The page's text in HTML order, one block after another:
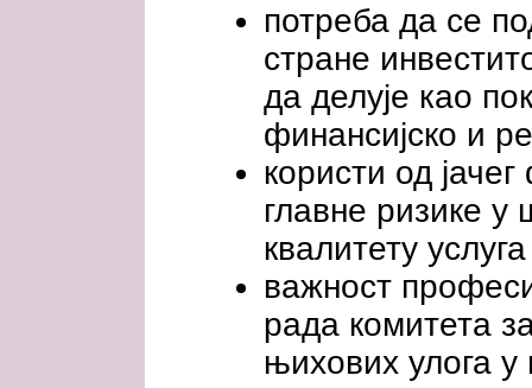
потреба да се
стране
да делује као
финансијско и
користи од
главне ризике
квалитету услуга
важност
рада комитета
њихових улога